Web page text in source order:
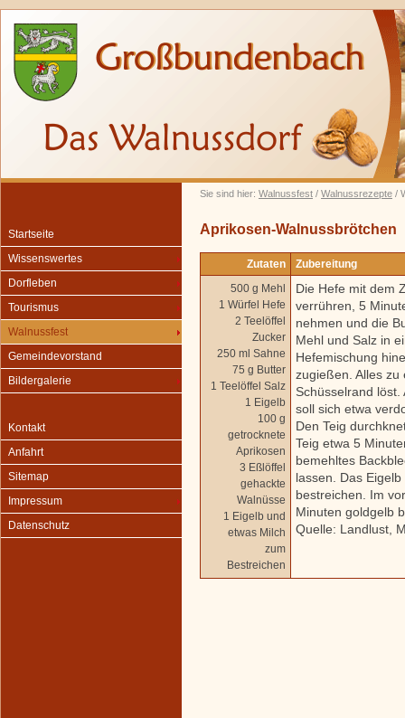
Sie sind hier: Walnussfest / Walnussrezepte /
Startseite
Wissenswertes
Dorfleben
Tourismus
Walnussfest
Gemeindevorstand
Bildergalerie
Kontakt
Anfahrt
Sitemap
Impressum
Datenschutz
Aprikosen-Walnussbrötchen
Zutaten
Zubereitung
500 g Mehl
1 Würfel Hefe
2 Teelöffel
Zucker
250 ml Sahne
75 g Butter
1 Teelöffel Salz
1 Eigelb
100 g
getrocknete
Aprikosen
3 Eßlöffel
gehackte
Walnüsse
1 Eigelb und
etwas Milch
zum
Bestreichen
Die Hefe mit dem
verrühren, 5
nehmen und die
Mehl und Salz in
Hefemischung
zugießen. Alles zu
Schüsselrand
soll sich etwa
Den Teig
Teig etwa 5
bemehltes
lassen. Das
bestreichen. Im
Minuten goldgelb
Quelle: Landlust,